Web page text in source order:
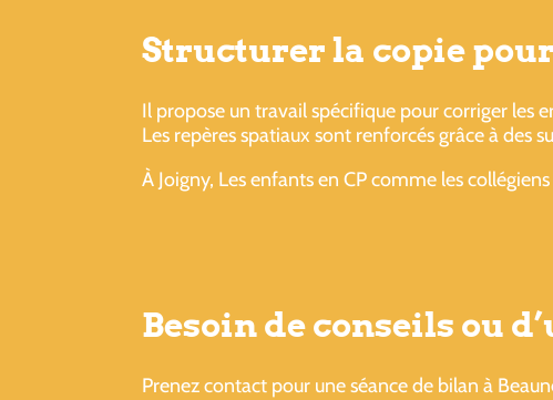
Structurer la copie
Il propose un travail spécifique pour corriger les
Les repères spatiaux sont renforcés grâce à des
À Joigny, Les enfants en CP comme les
Besoin de conseils ou
Prenez contact pour une séance de bilan à